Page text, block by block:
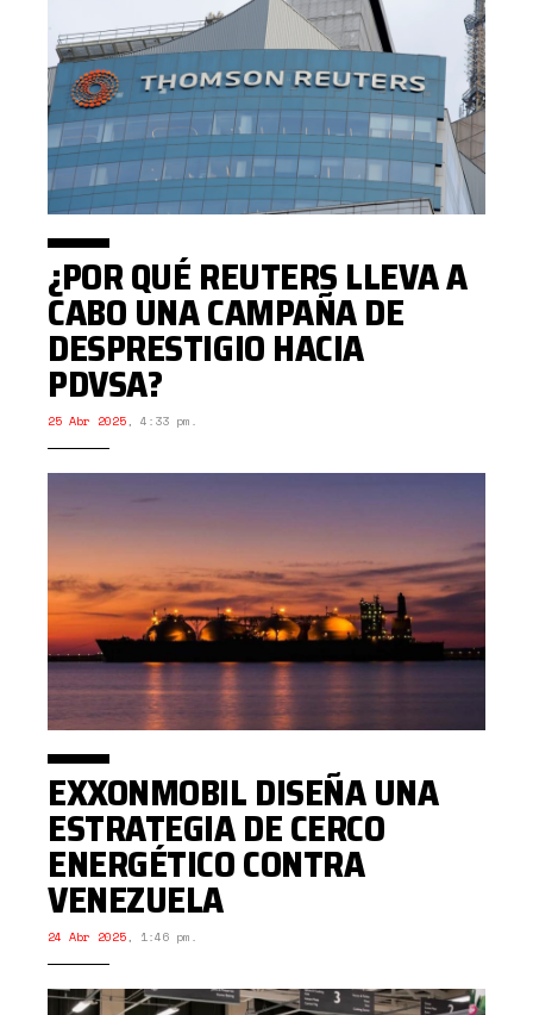
¿POR QUÉ REUTERS LLEVA A
CABO UNA CAMPAÑA DE
DESPRESTIGIO HACIA
PDVSA?
25 Abr 2025, 4:33 pm.
EXXONMOBIL DISEÑA UNA
ESTRATEGIA DE CERCO
ENERGÉTICO CONTRA
VENEZUELA
24 Abr 2025, 1:46 pm.